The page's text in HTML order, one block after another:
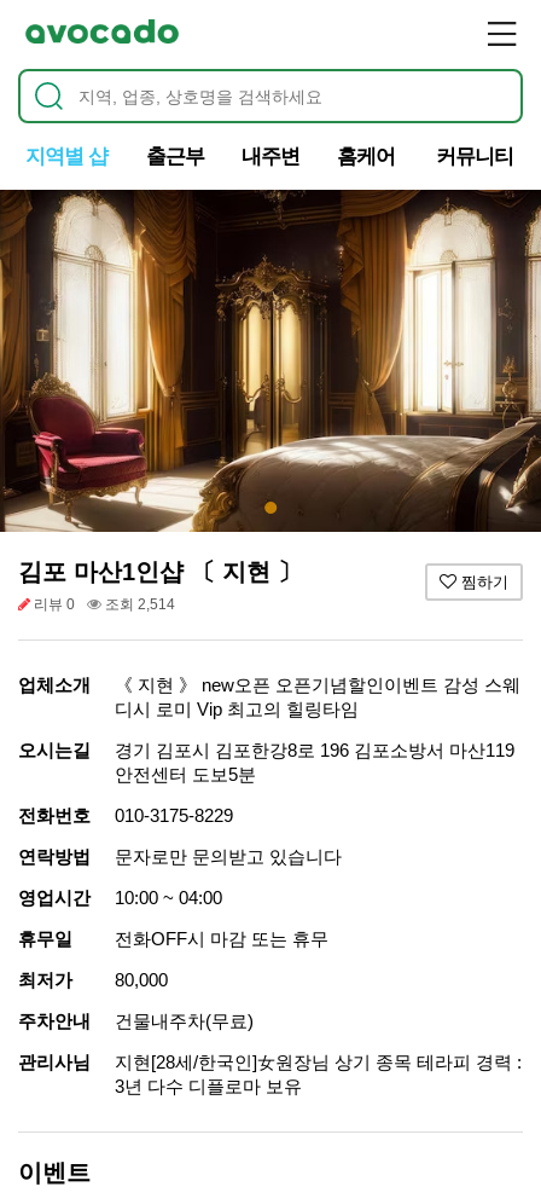
지역별 샵 출근부 내주변 홈케어 커뮤니티
김포 마산1인샵 〔 지현 〕
리뷰 0 조회 2,514
찜하기
업체소개
《 지현 》 new오픈 오픈기념할인이벤트 감성 스웨
디시 로미 Vip 최고의 힐링타임
오시는길
경기 김포시 김포한강8로 196 김포소방서 마산119
안전센터 도보5분
전화번호
010-3175-8229
연락방법
문자로만 문의받고 있습니다
영업시간
10:00 ~ 04:00
휴무일
전화OFF시 마감 또는 휴무
최저가
80,000
주차안내
건물내주차(무료)
관리사님
지현[28세/한국인]女원장님 상기 종목 테라피 경력 :
3년 다수 디플로마 보유
이벤트